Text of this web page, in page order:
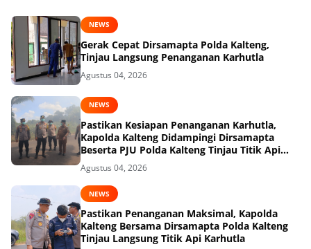
NEWS
Gerak Cepat Dirsamapta Polda Kalteng,
Tinjau Langsung Penanganan Karhutla
Agustus 04, 2026
NEWS
Pastikan Kesiapan Penanganan Karhutla,
Kapolda Kalteng Didampingi Dirsamapta
Beserta PJU Polda Kalteng Tinjau Titik Api
dan Pos Satgas di Kotawaringin Timur
Agustus 04, 2026
NEWS
Pastikan Penanganan Maksimal, Kapolda
Kalteng Bersama Dirsamapta Polda Kalteng
Tinjau Langsung Titik Api Karhutla